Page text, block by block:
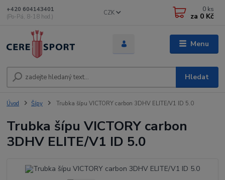
Menu
CZK
Hledat
+420 604143401
(Po-Pá, 8-18 hod.)
0 ks
za 0 Kč
Úvod Šípy Trubka šípu VICTORY carbon 3DHV ELITE/V1 ID 5.0
Trubka šípu VICTORY carbon
3DHV ELITE/V1 ID 5.0